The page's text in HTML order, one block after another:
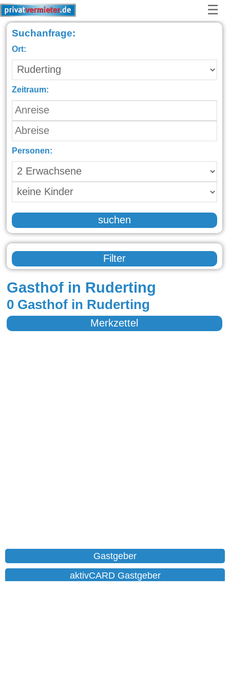
☰
Suchanfrage:
Ort:
Zeitraum:
Personen:
suchen
Filter
Gasthof in Ruderting
0 Gasthof in Ruderting
Merkzettel
Gastgeber
aktivCARD Gastgeber